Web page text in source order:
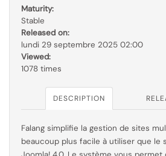
Maturity:
Stable
Released on:
lundi 29 septembre 2025 02:00
Viewed:
1078 times
DESCRIPTION
Falang simplifie la gestion de sites
beaucoup plus facile à utiliser que le